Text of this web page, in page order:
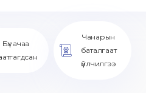
Бүх ачаа
Чанарын
баталгаат
үйлчилгээ